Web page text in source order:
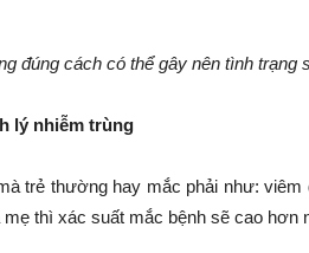
đúng cách có thể gây nên tình trạng
lý nhiễm trùng
trẻ thường hay mắc phải như:
thì xác suất mắc bệnh sẽ cao hơn